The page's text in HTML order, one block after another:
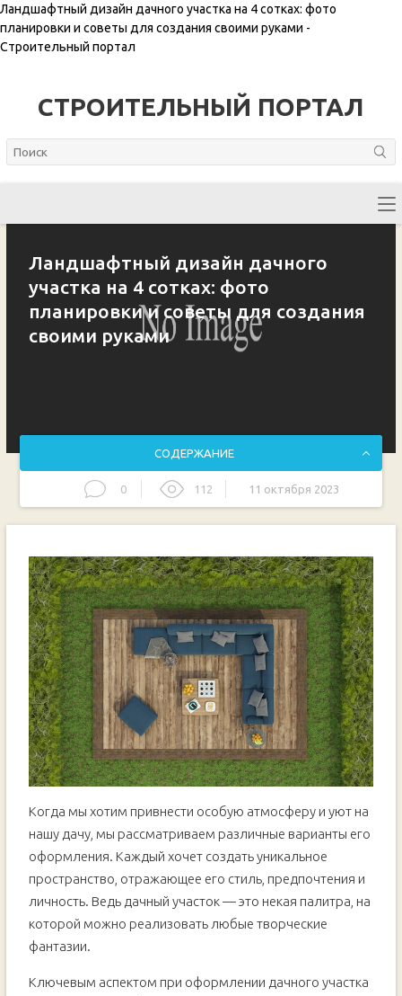
Ландшафтный дизайн дачного участка на 4 сотках: фото
планировки и советы для создания своими руками -
Строительный портал
СТРОИТЕЛЬНЫЙ ПОРТАЛ
Ландшафтный дизайн дачного
участка на 4 сотках: фото
планировки и советы для создания
своими руками
СОДЕРЖАНИЕ
0 112 11 октября 2023
Фотографии и идеи для организации вашего участка
Советы по самостоятельному созданию аранжировки
земли вокруг дачного участка
Выбор растений и декоративных элементов для
озеленения вашего участка
Как сделать участок функциональным и уютным
одновременно
Использование разных уровней ландшафта для
создания эффектных композиций
Организация водных элементов: пруды, фонтаны,
водопады
Как создать зону отдыха и барбекю на участке в 4 сотки
Планировка и организация пространства
Применение геометрических форм и линий в
ландшафтном дизайне
Особенности ухода за ландшафтной композицией
Участники ландшафтного дизайна — профессионалы
делятся своими советами
Видео:
Когда мы хотим привнести особую атмосферу и уют на
нашу дачу, мы рассматриваем различные варианты его
оформления. Каждый хочет создать уникальное
пространство, отражающее его стиль, предпочтения и
личность. Ведь дачный участок — это некая палитра, на
которой можно реализовать любые творческие
фантазии.
Ключевым аспектом при оформлении дачного участка